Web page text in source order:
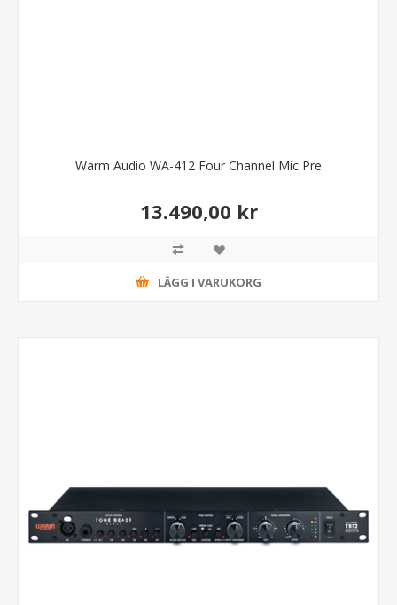
Warm Audio WA-412 Four Channel Mic Pre
13.490,00 kr
LÄGG I VARUKORG